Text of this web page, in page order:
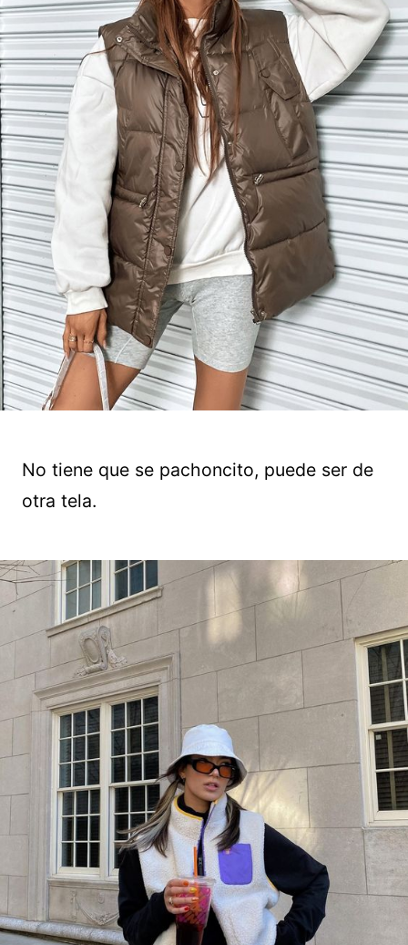
No tiene que se pachoncito, puede ser de
otra tela.